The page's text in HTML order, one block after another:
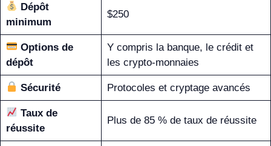
Dépôt
minimum
$250
Options de
dépôt
Y compris la banque, le crédit et
les crypto-monnaies
Sécurité Protocoles et cryptage avancés
Taux de
réussite
Plus de 85 % de taux de réussite